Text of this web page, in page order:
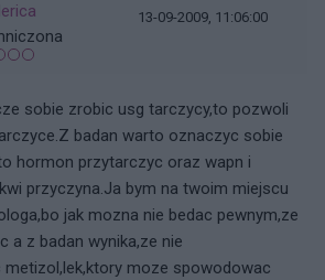
13-09-2009, 11:06:00
sobie zrobic usg tarczycy,to pozwoli
badan warto oznaczyc sobie
hormon przytarczyc oraz wapn i
przyczyna.Ja bym na twoim miejscu
jak mozna nie bedac pewnym,ze
a z badan wynika,ze nie
metizol,lek,ktory moze spowodowac